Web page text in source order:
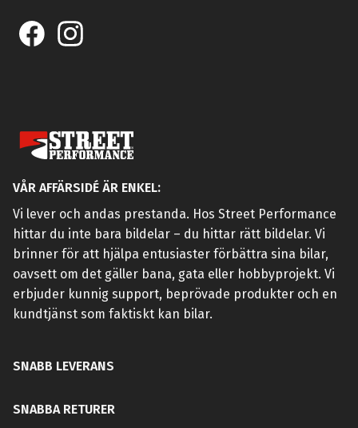
VÅR AFFÄRSIDÉ ÄR ENKEL:
Vi lever och andas prestanda. Hos Street Performance
hittar du inte bara bildelar – du hittar rätt bildelar. Vi
brinner för att hjälpa entusiaster förbättra sina bilar,
oavsett om det gäller bana, gata eller hobbyprojekt. Vi
erbjuder kunnig support, beprövade produkter och en
kundtjänst som faktiskt kan bilar.
SNABB LEVERANS
SNABBA RETURER